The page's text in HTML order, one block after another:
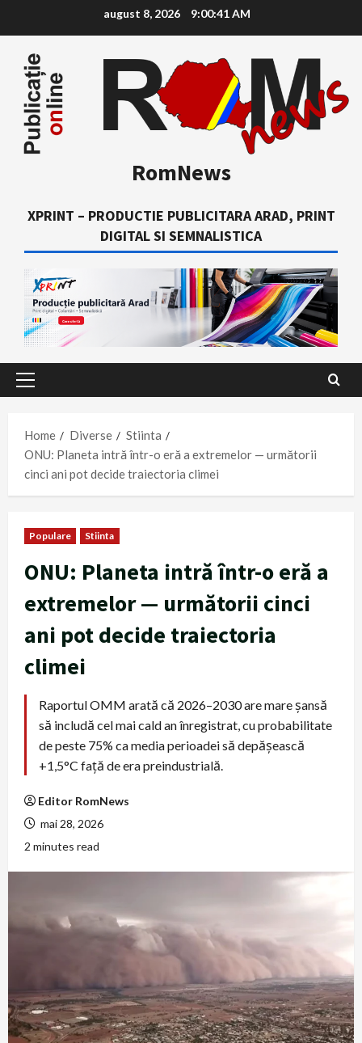
content
august 8, 2026 9:00:42 AM
RomNews
XPRINT – PRODUCTIE PUBLICITARA ARAD, PRINT
DIGITAL SI SEMNALISTICA
Primary
Home
Diverse
Stiinta
ONU: Planeta intră într-o eră a extremelor — următorii
cinci ani pot decide traiectoria climei
Populare Stiinta
ONU: Planeta intră într-o eră a
extremelor — următorii cinci
ani pot decide traiectoria
climei
Raportul OMM arată că 2026–2030 are mare șansă
să includă cel mai cald an înregistrat, cu probabilitate
de peste 75% ca media perioadei să depășească
+1,5°C față de era preindustrială.
Editor RomNews
mai 28, 2026
2 minutes read